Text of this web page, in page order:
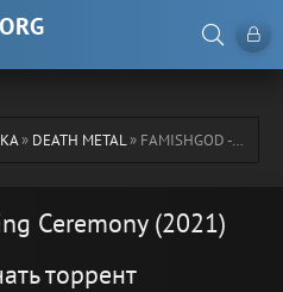
» DEATH METAL» FAMISHGOD - ROTTING CEREMONY (2021)
Ceremony (2021)
торрент